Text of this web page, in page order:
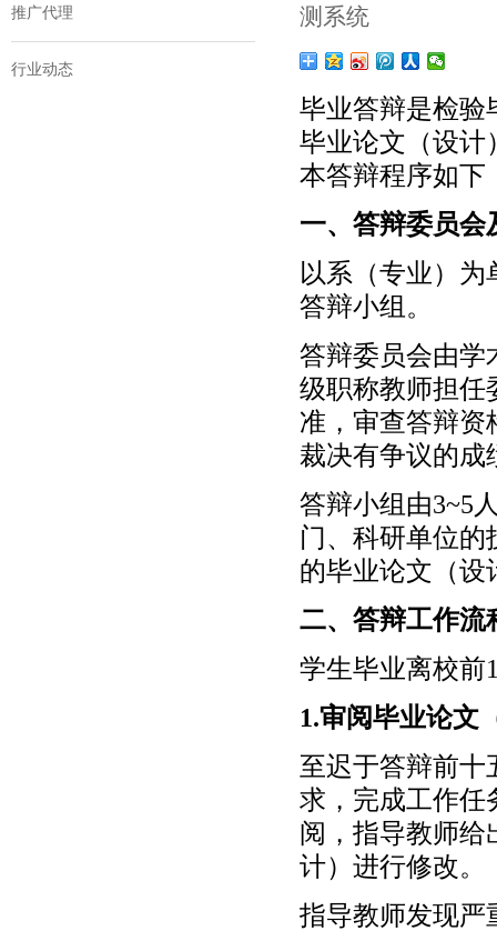
推广代理
行业动态
测系统
毕业答辩是检验
毕业论文（设计
本答辩程序如下
一、答辩委员会
以系（专业）
答辩小组。
答辩委员会由学
级职称教师担任
准，审查答辩资
裁决有争议的成
答辩小组由3~5
门、科研单位
的毕业论文（设
二、答辩工作流
学生毕业离校前
1.审阅毕业论文
至迟于答辩前十
求，完成工作任
阅，指导教师给
计）进行修改。
指导教师发现严